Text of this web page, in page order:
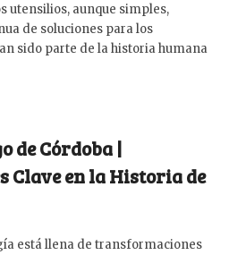
utensilios, aunque simples,
de soluciones para los
sido parte de la historia humana
de Córdoba |
Clave en la Historia de
está llena de transformaciones